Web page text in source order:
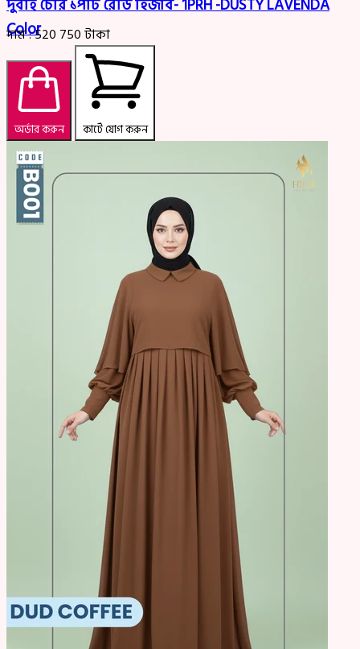
দুবাই চেরি ১পার্ট রেডি হিজাব- 1PRH -DUSTY LAVENDA
Color
দাম :520 750টাকা
অর্ডার করুন কার্টে যোগ করুন